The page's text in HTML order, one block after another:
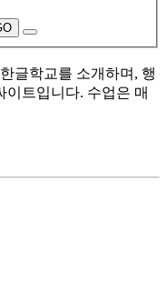
글학교를 소개하며, 행
트입니다. 수업은 매